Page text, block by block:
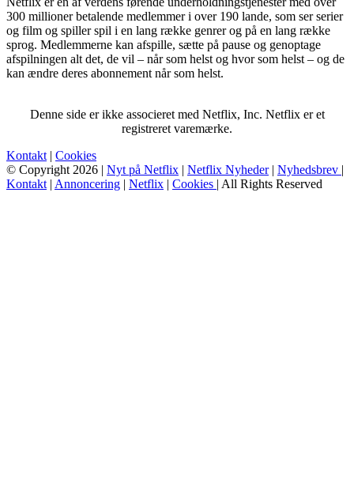
300 millioner betalende medlemmer i over 190 lande, som ser serier
og film og spiller spil i en lang række genrer og på en lang række
sprog. Medlemmerne kan afspille, sætte på pause og genoptage
afspilningen alt det, de vil – når som helst og hvor som helst – og de
kan ændre deres abonnement når som helst.
Denne side er ikke associeret med Netflix, Inc. Netflix er et
registreret varemærke.
Kontakt | Cookies
© Copyright 2026 | Nyt på Netflix | Netflix Nyheder| Nyhedsbrev |
Kontakt | Annoncering | Netflix | Cookies | All Rights Reserved